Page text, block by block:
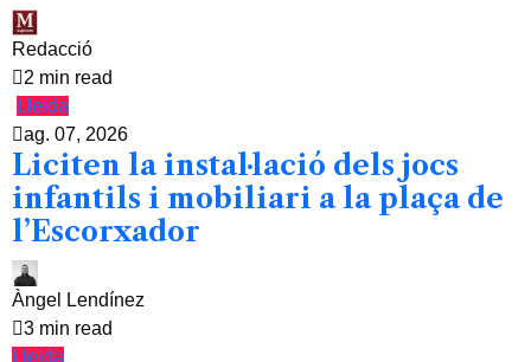
Redacció
2 min read
Lleida
ag. 07, 2026
Liciten la instal·lació dels jocs
infantils i mobiliari a la plaça de
l’Escorxador
Àngel Lendínez
3 min read
Lleida